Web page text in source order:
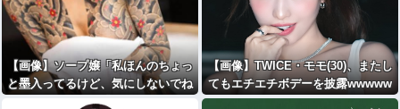
【画像】ソープ嬢「私ほんのちょっ
と墨入ってるけど、気にしないでね
」ﾊﾟｼｬ
【画像】TWICE・モモ(30)、またし
てもエチエチボデーを披露wwwww
wwwww